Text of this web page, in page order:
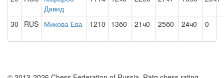
Давид
30 RUS Микова Ева 1210 13б0 21ч0 25б0 24ч0 0